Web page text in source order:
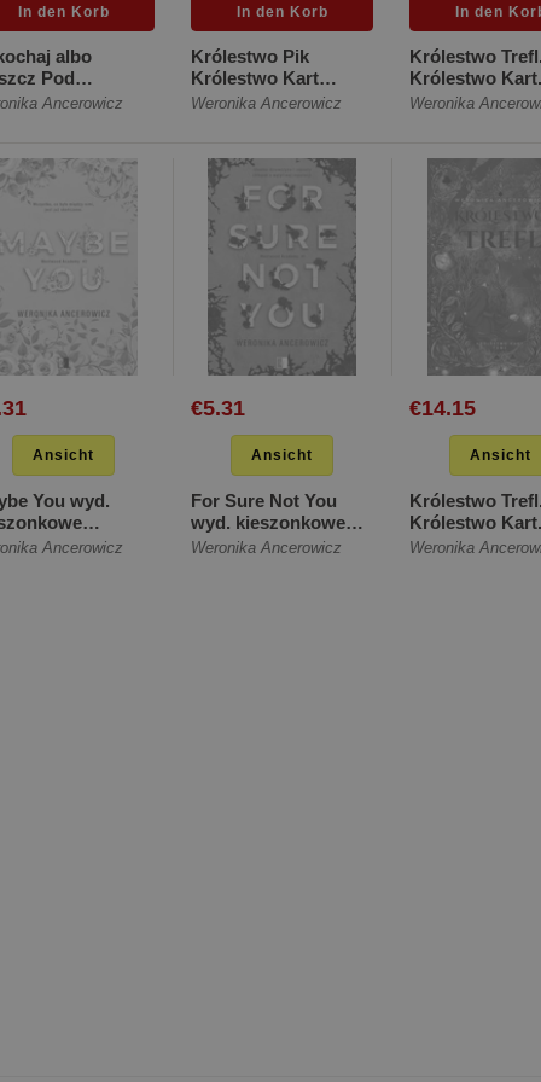
albo
Pod
2
Ancerowicz
Królestwo Pik
Królestwo Kart
[Miękka]
Weronika Ancerowicz
Królestwo
Królestwo
2 (ilustrowane
Weronika
Ansicht
You wyd.
Ancerowicz
€5.31
Ansicht
For Sure Not You
wyd. kieszonkowe
[Miękka]
Weronika Ancerowicz
€14.15
Ansicht
Królestwo
Królestwo
2 [Miękka]
Weronika